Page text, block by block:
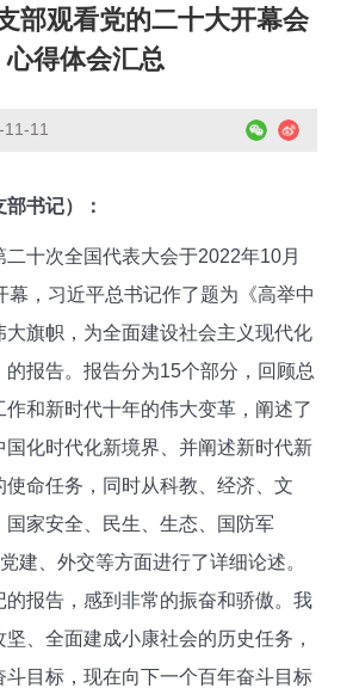
部观看党的二十大开幕会
心得体会汇总
11
书记）：
二十次全国代表大会于2022年10月
幕，习近平总书记作了题为《高举中
大旗帜 ， 为全面建设社会主义现代化
的报告。 报告分为15个部分， 回顾总
和新时代十年的伟大变革，阐述了
化时代化新境界、 并阐述新时代新
命任务， 同时从科教
经济、文
国家安全
民生、生态、国防军
建、外交等方面进行了详细论述。
的报告，感到非常的振奋和骄傲。我
坚、全面建成小康社会的历史任务，
斗目标 ，现在向下一个百年奋斗目标